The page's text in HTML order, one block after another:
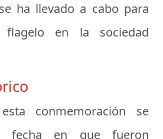
ha llevado a cabo para
flagelo en la sociedad
conmemoración se
fecha en que fueron